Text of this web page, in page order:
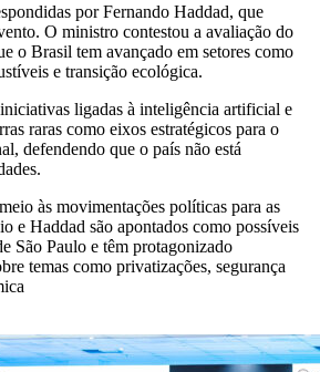
por Fernando Haddad, que
O ministro contestou a avaliação do
o Brasil tem avançado em setores como
e transição ecológica.
ligadas à inteligência artificial e
raras como eixos estratégicos para o
defendendo que o país não está
às movimentações políticas para as
e Haddad são apontados como possíveis
São Paulo e têm protagonizado
temas como privatizações, segurança